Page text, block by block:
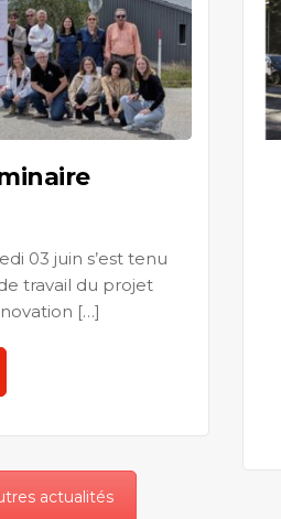
03 juin s’est tenu
travail du projet
[…]
actualités